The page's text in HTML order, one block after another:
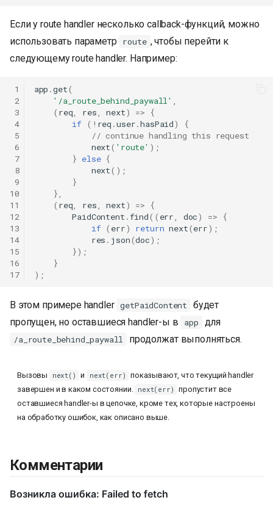
Если у route handler несколько callback-функций, можно
использовать параметр
route , чтобы перейти к
следующему route handler. Например:
1
2
3
4
5
6
7
8
9
10
11
12
13
14
15
16
17
app .get(
'/a_route_behind_paywall' ,
( req, res, next) =>
{
if ( ! req .user.hasPaid)
{
// continue handling this request
next( 'route' );
} else {
next();
}
},
( req, res, next) =>
{
PaidContent .find(( err, doc) =>
{
if ( err) return next(err);
res . json(doc);
});
}
);
В этом примере handler getPaidContent
будет
пропущен, но оставшиеся handler-ы в
app для
/a_route_behind_paywall продолжат выполняться.
Вызовы next() и next(err)
показывают, что текущий handler
завершен и в каком состоянии. next(err)
пропустит все
оставшиеся handler-ы в цепочке, кроме тех, которые настроены
на обработку ошибок, как описано выше.
Комментарии